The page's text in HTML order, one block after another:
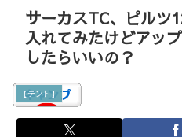
サーカスTC、ピルツ
入れてみたけどアッ
したらいいの？
【テント】